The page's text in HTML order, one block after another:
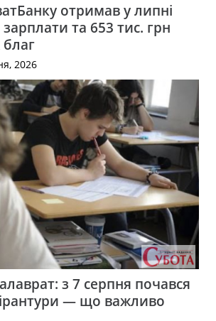
отримав у липні
та 653 тис. грн
2026
з 7 серпня почався
— що важливо